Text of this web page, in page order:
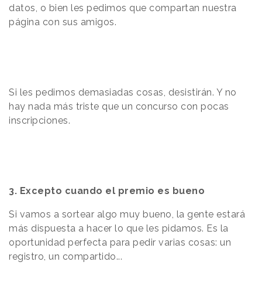
datos, o bien les pedimos que compartan nuestra
página con sus amigos.
Si les pedimos demasiadas cosas, desistirán. Y no
hay nada más triste que un concurso con pocas
inscripciones.
3. Excepto cuando el premio es bueno
Si vamos a sortear algo muy bueno, la gente estará
más dispuesta a hacer lo que les pidamos. Es la
oportunidad perfecta para pedir varias cosas: un
registro, un compartido...